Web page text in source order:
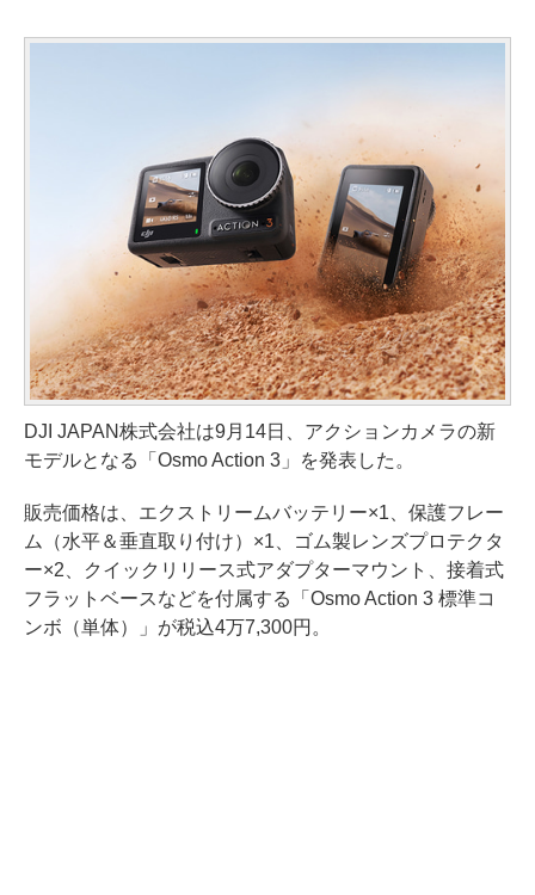
DJI JAPAN株式会社は9月14日、アクションカメラの新
モデルとなる「Osmo Action 3」を発表した。
販売価格は、エクストリームバッテリー×1、保護フレー
ム（水平＆垂直取り付け）×1、ゴム製レンズプロテクタ
ー×2、クイックリリース式アダプターマウント、接着式
フラットベースなどを付属する「Osmo Action 3 標準コ
ンボ（単体）」が税込4万7,300円。